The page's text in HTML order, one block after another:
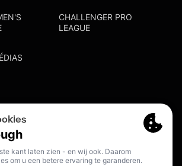
CHALLENGER PRO
LEAGUE
Cookie Policy
De Contact Discrimination